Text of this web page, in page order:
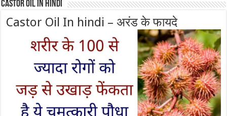
Castor Oil In Hindi
Castor Oil In hindi – अरंड के फायदे